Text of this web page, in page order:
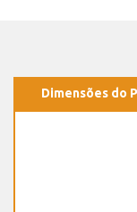
Dimensões do